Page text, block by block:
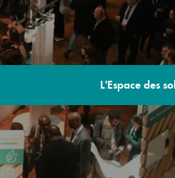
L'Espace des
édition comprend plus